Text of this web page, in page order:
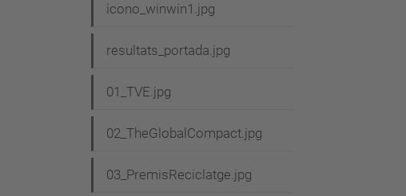
icono_winwin1.jpg
resultats_portada.jpg
01_TVE.jpg
02_TheGlobalCompact.jpg
03_PremisReciclatge.jpg